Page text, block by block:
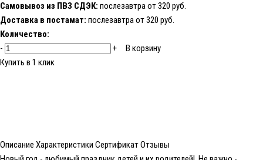
Самовывоз из ПВЗ СДЭК: послезавтра от 320 руб.
Доставка в постамат: послезавтра от 320 руб.
Количество:
-
+
В корзину
Купить в 1 клик
Описание Характеристики СертификатОтзывы